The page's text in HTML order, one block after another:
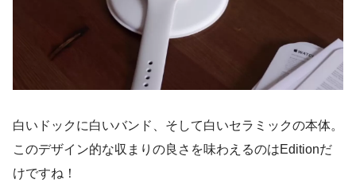
白いドックに白いバンド、そして白いセラミックの本体。
このデザイン的な収まりの良さを味わえるのはEditionだ
けですね！